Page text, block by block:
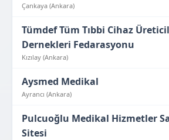
Çankaya (Ankara)
Tümdef Tüm Tıbbi Cihaz
Dernekleri Fedarasyonu
Kızılay (Ankara)
Aysmed Medikal
Ayrancı (Ankara)
Pulcuoğlu Medikal Hizmetler
Sitesi